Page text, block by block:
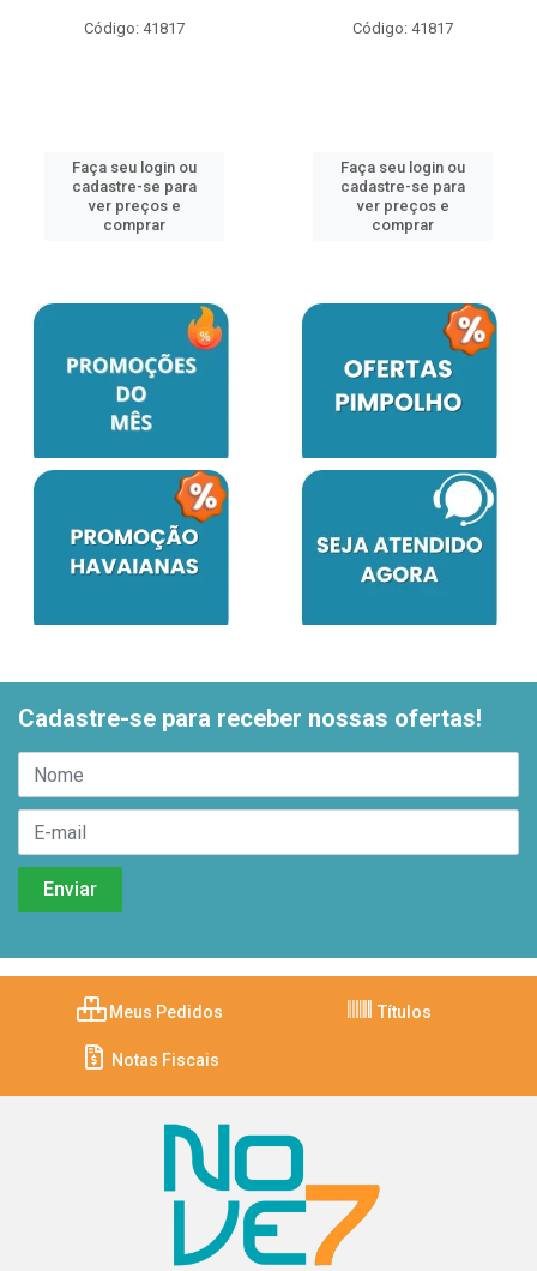
Código: 41817
Faça seu login ou
cadastre-se para
ver preços e
comprar
Código: 41817
Faça seu login ou
cadastre-se para
ver preços e
comprar
Cadastre-se para receber nossas ofertas!
Meus Pedidos Títulos
Notas Fiscais